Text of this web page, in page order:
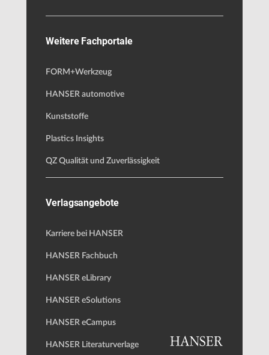
Weitere Fachportale
FORM+Werkzeug
HANSER automotive
Kunststoffe
Plastics Insights
QZ Qualität und Zuverlässigkeit
Verlagsangebote
Karriere bei HANSER
HANSER Fachbuch
HANSER eLibrary
HANSER eSolutions
HANSER eCampus
HANSER Literaturverlage